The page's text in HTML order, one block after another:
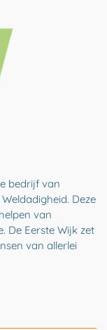
bedrijf van
Deze
van
De Eerste Wijk zet
van allerlei